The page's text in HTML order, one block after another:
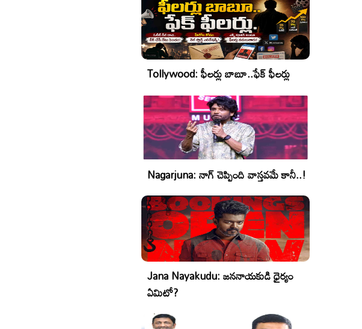
Tollywood: ఫీలర్లు బాబూ..ఫేక్ ఫీలర్లు
Nagarjuna: నాగ్ చెప్పింది వాస్తవమే కానీ..!
Jana Nayakudu: జననాయకుడి ధైర్యం
ఏమిటో?